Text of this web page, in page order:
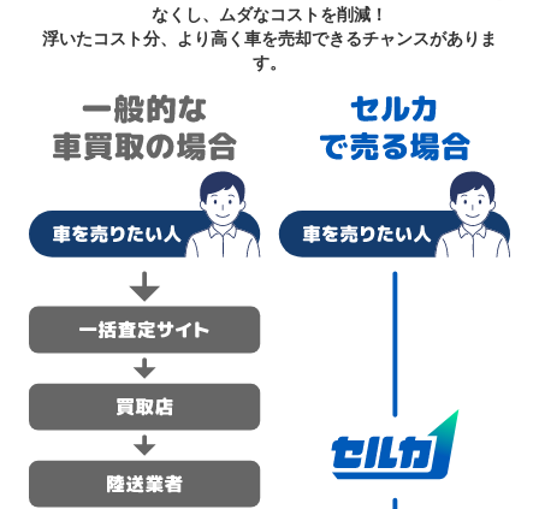
なくし、ムダなコストを削減！
浮いたコスト分、より高く車を売却できるチャンスがありま
す。